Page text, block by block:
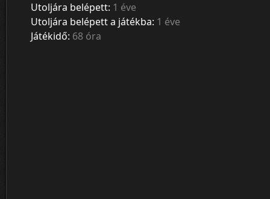
Utoljára belépett: 1 éve
Utoljára belépett a játékba: 1 éve
Játékidő: 68 óra